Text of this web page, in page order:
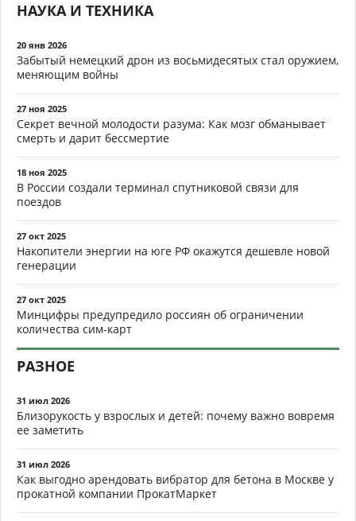
НАУКА И ТЕХНИКА
20 янв 2026
Забытый немецкий дрон из восьмидесятых стал оружием,
меняющим войны
27 ноя 2025
Секрет вечной молодости разума: Как мозг обманывает
смерть и дарит бессмертие
18 ноя 2025
В России создали терминал спутниковой связи для
поездов
27 окт 2025
Накопители энергии на юге РФ окажутся дешевле новой
генерации
27 окт 2025
Минцифры предупредило россиян об ограничении
количества сим-карт
РАЗНОЕ
31 июл 2026
Близорукость у взрослых и детей: почему важно вовремя
ее заметить
31 июл 2026
Как выгодно арендовать вибратор для бетона в Москве у
прокатной компании ПрокатМаркет